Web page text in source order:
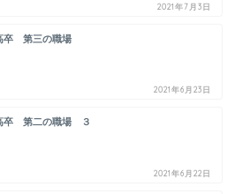
2021年7月3日
卒 第三の職場
2021年6月23日
卒 第二の職場 ３
2021年6月22日